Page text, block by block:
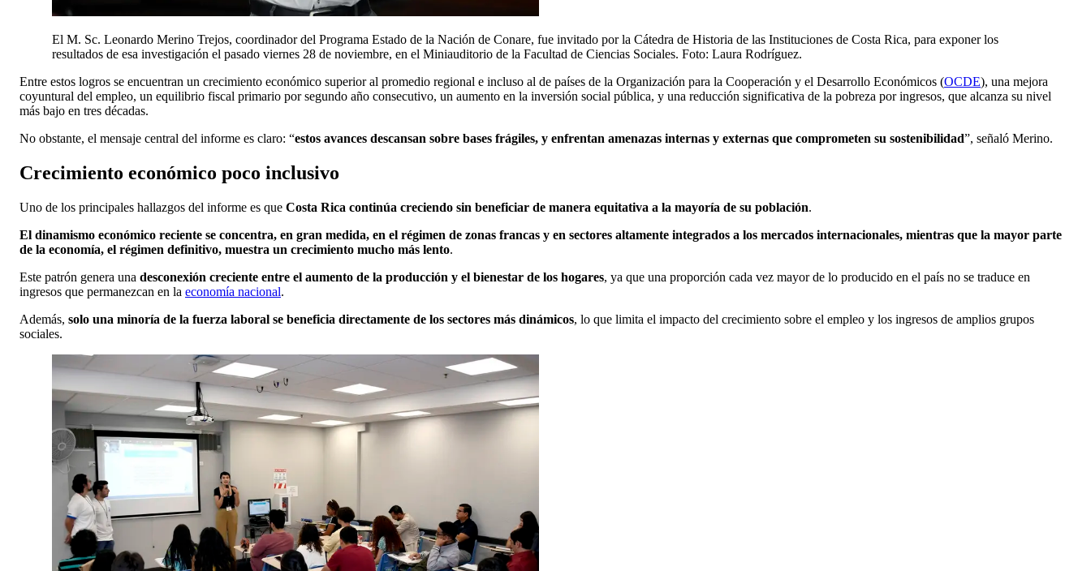
El M. Sc. Leonardo Merino Trejos, coordinador del Programa Estado de la Nación de Conare, fue invitado por la Cátedra de Historia de las Instituciones de Costa Rica, para exponer los
resultados de esa investigación el pasado viernes 28 de noviembre, en el Miniauditorio de la Facultad de Ciencias Sociales. Foto: Laura Rodríguez.
Entre estos logros se encuentran un crecimiento económico superior al promedio regional e incluso al de países de la Organización para la Cooperación y el Desarrollo Económicos (OCDE), una mejora
coyuntural del empleo, un equilibrio fiscal primario por segundo año consecutivo, un aumento en la inversión social pública, y una reducción significativa de la pobreza por ingresos, que alcanza su nivel
más bajo en tres décadas.
No obstante, el mensaje central del informe es claro: “estos avances descansan sobre bases frágiles, y enfrentan amenazas internas y externas que comprometen su sostenibilidad”, señaló Merino.
Crecimiento económico poco inclusivo
Uno de los principales hallazgos del informe es que Costa Rica continúa creciendo sin beneficiar de manera equitativa a la mayoría de su población.
El dinamismo económico reciente se concentra, en gran medida, en el régimen de zonas francas y en sectores altamente integrados a los mercados internacionales, mientras que la mayor parte
de la economía, el régimen definitivo, muestra un crecimiento mucho más lento.
Este patrón genera una desconexión creciente entre el aumento de la producción y el bienestar de los hogares, ya que una proporción cada vez mayor de lo producido en el país no se traduce en
ingresos que permanezcan en la economía nacional.
Además, solo una minoría de la fuerza laboral se beneficia directamente de los sectores más dinámicos, lo que limita el impacto del crecimiento sobre el empleo y los ingresos de amplios grupos
sociales.